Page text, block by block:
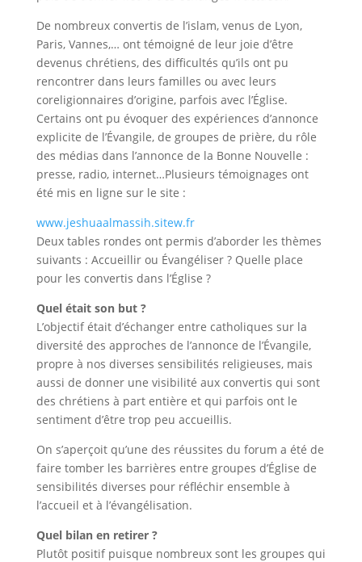
De nombreux convertis de l’islam, venus de Lyon,
Paris, Vannes,… ont témoigné de leur joie d’être
devenus chrétiens, des difficultés qu’ils ont pu
rencontrer dans leurs familles ou avec leurs
coreligionnaires d’origine, parfois avec l’Église.
Certains ont pu évoquer des expériences d’annonce
explicite de l’Évangile, de groupes de prière, du rôle
des médias dans l’annonce de la Bonne Nouvelle :
presse, radio, internet…Plusieurs témoignages ont
été mis en ligne sur le site :
www.jeshuaalmassih.sitew.fr
Deux tables rondes ont permis d’aborder les thèmes
suivants : Accueillir ou Évangéliser ? Quelle place
pour les convertis dans l’Église ?
Quel était son but ?
L’objectif était d’échanger entre catholiques sur la
diversité des approches de l’annonce de l’Évangile,
propre à nos diverses sensibilités religieuses, mais
aussi de donner une visibilité aux convertis qui sont
des chrétiens à part entière et qui parfois ont le
sentiment d’être trop peu accueillis.
On s’aperçoit qu’une des réussites du forum a été de
faire tomber les barrières entre groupes d’Église de
sensibilités diverses pour réfléchir ensemble à
l’accueil et à l’évangélisation.
Quel bilan en retirer ?
Plutôt positif puisque nombreux sont les groupes qui